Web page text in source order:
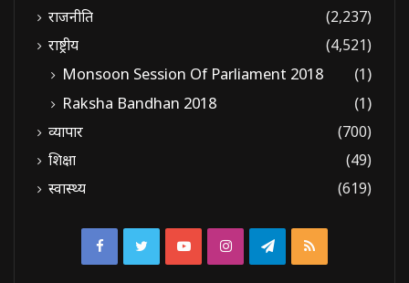
राजनीति
(2,237)
राष्ट्रीय
(4,521)
Monsoon Session Of Parliament 2018
(1)
Raksha Bandhan 2018
(1)
व्यापार
(700)
शिक्षा
(49)
स्वास्थ्य
(619)
FacebookTwitterYouTubeInstagramTelegram
RSS